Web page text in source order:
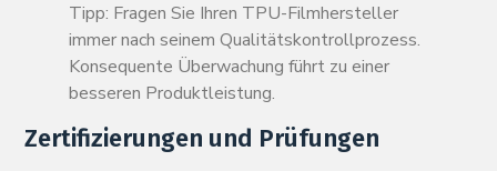
Tipp: Fragen Sie Ihren TPU-Filmhersteller
immer nach seinem Qualitätskontrollprozess.
Konsequente Überwachung führt zu einer
besseren Produktleistung.
Zertifizierungen und Prüfungen